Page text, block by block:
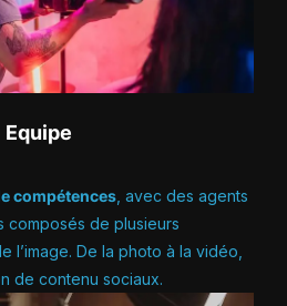
Equipe
compétences , avec des agents
composés de plusieurs
l’image. De la photo à la vidéo,
de contenu sociaux.